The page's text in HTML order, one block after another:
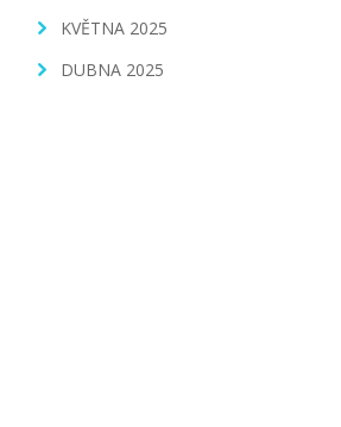
KVĚTNA 2025
DUBNA 2025